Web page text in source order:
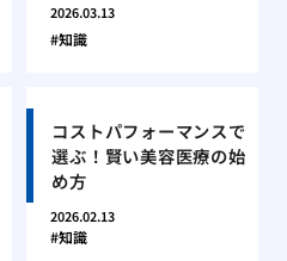
2026.03.13
知識
コストパフォーマンスで
選ぶ！賢い美容医療の始
め方
2026.02.13
知識